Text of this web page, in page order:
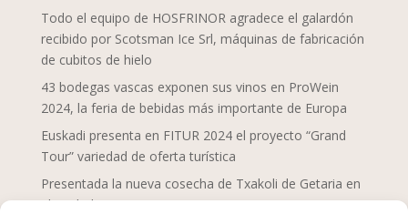
Todo el equipo de HOSFRINOR agradece el galardón
recibido por Scotsman Ice Srl, máquinas de fabricación
de cubitos de hielo
43 bodegas vascas exponen sus vinos en ProWein
2024, la feria de bebidas más importante de Europa
Euskadi presenta en FITUR 2024 el proyecto “Grand
Tour” variedad de oferta turística
Presentada la nueva cosecha de Txakoli de Getaria en
el Txakolin Eguna 2024